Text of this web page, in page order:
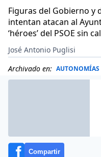
Figuras del Gobierno y
intentan atacan al
‘héroes’ del PSOE sin
José Antonio Puglisi
Archivado en: AUTONOMÍAS
Compartir